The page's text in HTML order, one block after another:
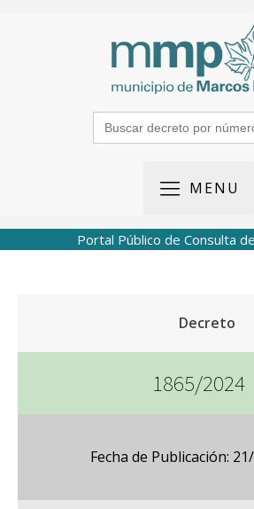
Search
for:
MENU
Portal Público de Consulta
Decreto
1865/2024
Fecha de Publicación: